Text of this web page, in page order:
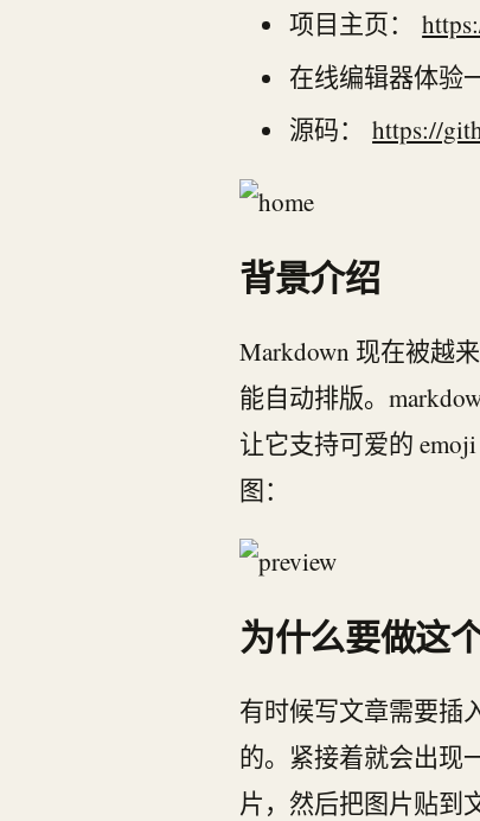
项目主页：
在线编辑器体验
源码：https://
背景介绍
Markdown 现在被越
能自动排版。
让它支持可爱的
图：
为什么要做这
有时候写文章需要插
的。紧接着就会出现
片，然后把图片贴到